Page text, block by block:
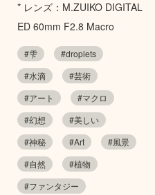
* レンズ：M.ZUIKO DIGITAL
ED 60mm F2.8 Macro
#雫
#droplets
#水滴
#芸術
#アート
#マクロ
#幻想
#美しい
#神秘
#Art
#風景
#自然
#植物
#ファンタジー